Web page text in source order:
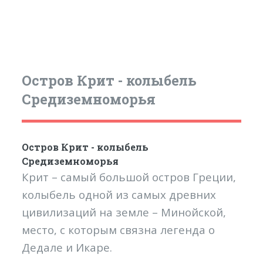
Остров Крит - колыбель
Средиземноморья
Остров Крит - колыбель
Средиземноморья
Крит – самый большой остров Греции,
колыбель одной из самых древних
цивилизаций на земле – Минойской,
место, с которым связна легенда о
Дедале и Икаре.